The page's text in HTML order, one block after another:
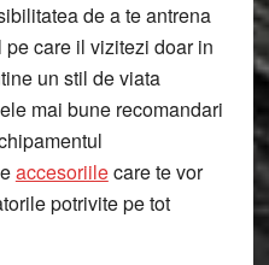
de a te antrena
care il vizitezi doar in
un stil de viata
mai bune recomandari
accesoriilecare te vor
potrivite pe tot